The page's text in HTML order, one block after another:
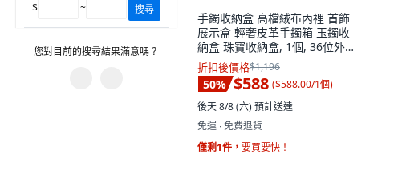
$ ~ 搜尋
您對目前的搜尋結果滿意嗎？
手鐲收納盒 高檔絨布內裡 首飾
展示盒 輕奢皮革手鐲箱 玉鐲收
納盒 珠寶收納盒, 1個, 36位外黑
內米色-超限2
折扣後價格$1,196
50% $588 ($588.00/1個)
後天 8/8 (六) 預計送達
免運 ∙ 免費退貨
僅剩1件， 要買要快！